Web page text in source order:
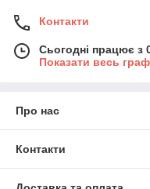
Контакти
Сьогодні працює з
Показати весь
Про нас
Контакти